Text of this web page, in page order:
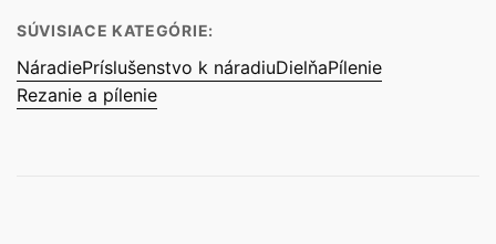
SÚVISIACE KATEGÓRIE:
NáradiePríslušenstvo k náradiuDielňaPílenie
Rezanie a pílenie